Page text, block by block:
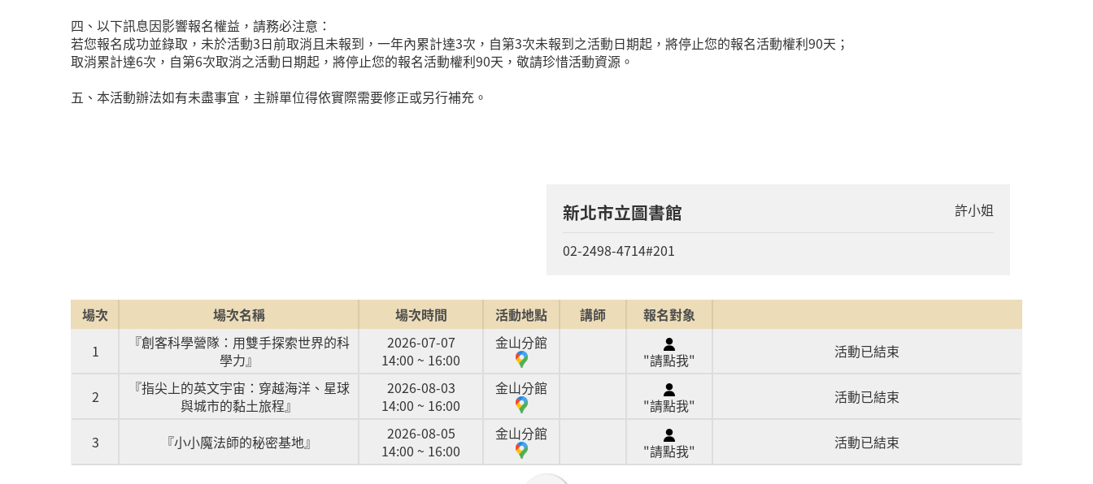
四、以下訊息因影響報名權益，請務必注意：
若您報名成功並錄取，未於活動3日前取消且未報到，一年內累計達3次，自第3次未報到之活動日期起，將停止您的報名活動權利90天；
取消累計達6次，自第6次取消之活動日期起，將停止您的報名活動權利90天，敬請珍惜活動資源。
五、本活動辦法如有未盡事宜，主辦單位得依實際需要修正或另行補充。
新北市立圖書館 許小姐
02-2498-4714#201
場次 場次名稱 場次時間 活動地點 講師
報名對象
1
『創客科學營隊：用雙手探索世界的科
學力』
2026-07-07
14:00 ~ 16:00
金山分館
"請點我"
活動已結束
2
『指尖上的英文宇宙：穿越海洋、星球
與城市的黏土旅程』
2026-08-03
14:00 ~ 16:00
金山分館
"請點我"
活動已結束
3 『小小魔法師的秘密基地』
2026-08-05
14:00 ~ 16:00
金山分館
"請點我"
活動已結束